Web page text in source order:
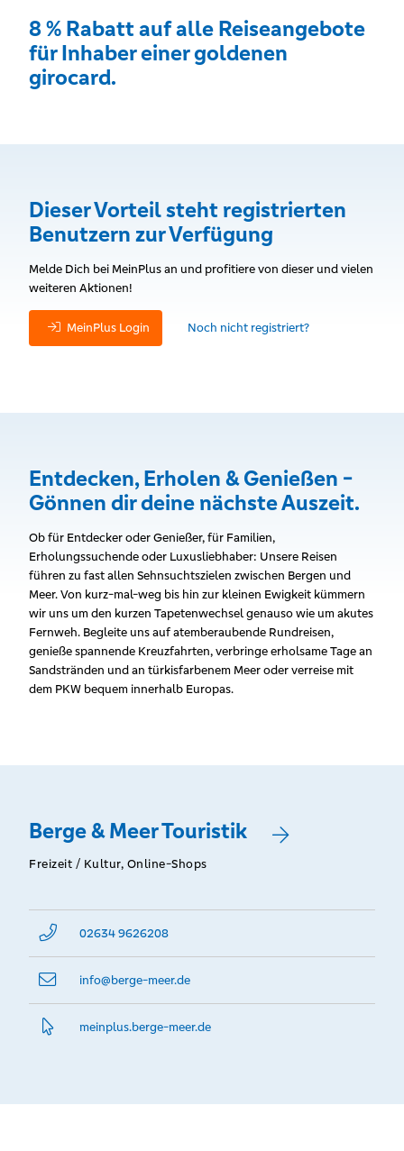
8 % Rabatt auf alle Reiseangebote
für Inhaber einer goldenen
girocard.
Dieser Vorteil steht registrierten
Benutzern zur Verfügung
Melde Dich bei MeinPlus an und profitiere von dieser und vielen
weiteren Aktionen!
MeinPlus Login Noch nicht registriert?
Entdecken, Erholen & Genießen -
Gönnen dir deine nächste Auszeit.
Ob für Entdecker oder Genießer, für Familien,
Erholungssuchende oder Luxusliebhaber: Unsere Reisen
führen zu fast allen Sehnsuchtszielen zwischen Bergen und
Meer. Von kurz-mal-weg bis hin zur kleinen Ewigkeit kümmern
wir uns um den kurzen Tapetenwechsel genauso wie um akutes
Fernweh. Begleite uns auf atemberaubende Rundreisen,
genieße spannende Kreuzfahrten, verbringe erholsame Tage an
Sandstränden und an türkisfarbenem Meer oder verreise mit
dem PKW bequem innerhalb Europas.
Berge & Meer Touristik
Freizeit / Kultur, Online-Shops
02634 9626208
info@­berge-meer.de
meinplus.­berge-meer.­de